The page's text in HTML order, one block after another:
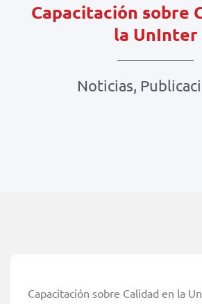
Capacitación sobre
la UnInter
Noticias,
Capacitación sobre Calidad en la